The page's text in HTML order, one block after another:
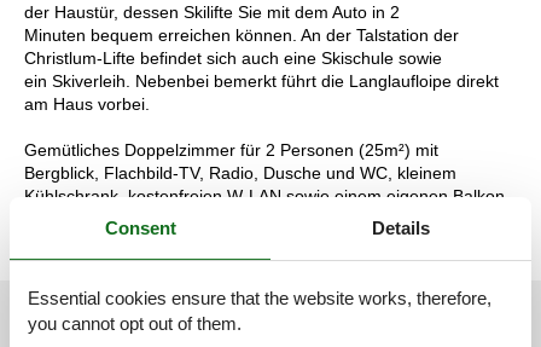
der Haustür, dessen Skilifte Sie mit dem Auto in 2
Minuten bequem erreichen können. An der Talstation der
Christlum-Lifte befindet sich auch eine Skischule sowie
ein Skiverleih. Nebenbei bemerkt führt die Langlaufloipe direkt
am Haus vorbei.
Gemütliches Doppelzimmer für 2 Personen (25m²) mit
Bergblick, Flachbild-TV, Radio, Dusche und WC, kleinem
Kühlschrank, kostenfreien W-LAN sowie einem eigenen Balkon.
Consent Details
Essential cookies ensure that the website works, therefore,
you cannot opt out of them.